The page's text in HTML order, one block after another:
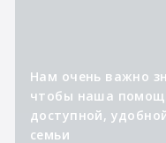
реализации
помогая